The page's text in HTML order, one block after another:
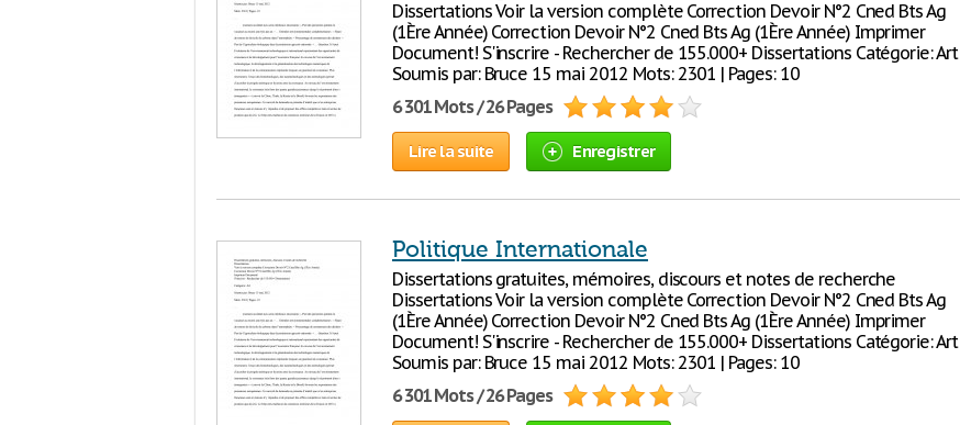
Dissertations Voir la version complète Correction Devoir N°2 Cned Bts Ag
(1Ère Année) Correction Devoir N°2 Cned Bts Ag (1Ère Année) Imprimer
Document! S'inscrire - Rechercher de 155.000+ Dissertations Catégorie: Art
Soumis par: Bruce 15 mai 2012 Mots: 2301 | Pages: 10
6 301 Mots / 26 Pages
Lire la suite Enregistrer
Politique Internationale
Dissertations gratuites, mémoires, discours et notes de recherche
Dissertations Voir la version complète Correction Devoir N°2 Cned Bts Ag
(1Ère Année) Correction Devoir N°2 Cned Bts Ag (1Ère Année) Imprimer
Document! S'inscrire - Rechercher de 155.000+ Dissertations Catégorie: Art
Soumis par: Bruce 15 mai 2012 Mots: 2301 | Pages: 10
6 301 Mots / 26 Pages